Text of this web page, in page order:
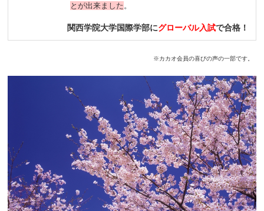
とが出来ました 。
関西学院大学国際学部にグローバル入試で合格！
※カカオ会員の喜びの声の一部です。